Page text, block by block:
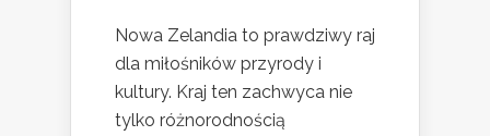
Nowa Zelandia to prawdziwy raj
dla miłośników przyrody i
kultury. Kraj ten zachwyca nie
tylko różnorodnością